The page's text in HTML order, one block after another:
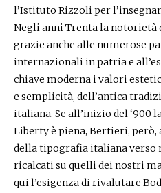
l’Istituto Rizzoli per
Negli anni Trenta la notorietà
grazie anche alle numerose
internazionali in patria e
chiave moderna i valori
e semplicità, dell’antica
italiana. Se all’inizio del ‘900
Liberty è piena, Bertieri, però,
della tipografia italiana verso
ricalcati su quelli dei nostri
qui l’esigenza di rivalutare